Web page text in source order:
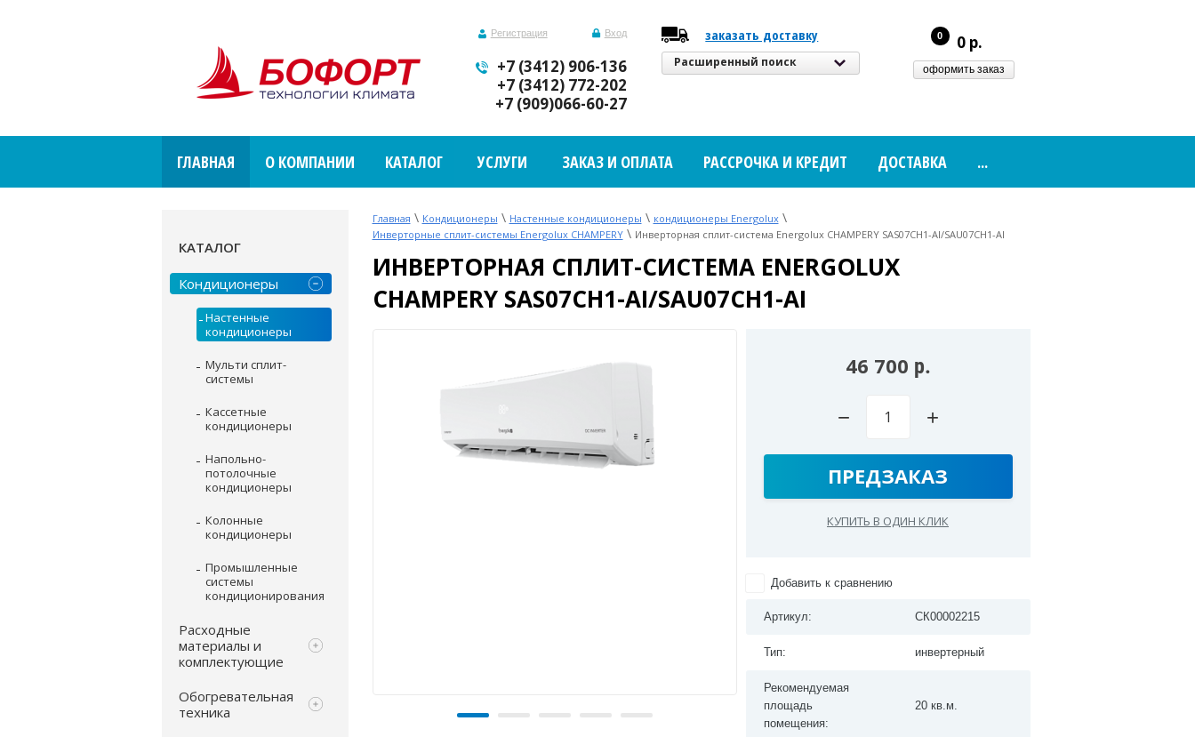
заказать доставку
Расширенный поиск
Регистрация Вход
+7 (3412) 906-136
+7 (3412) 772-202
+7 (909)066-60-27
0 0 р.
оформить заказ
ГЛАВНАЯ О КОМПАНИИ КАТАЛОГ УСЛУГИ ЗАКАЗ И ОПЛАТА РАССРОЧКА И КРЕДИТ ДОСТАВКА ...
КАТАЛОГ
Кондиционеры
Настенные
кондиционеры
Мульти сплит-
системы
Кассетные
кондиционеры
Напольно-
потолочные
кондиционеры
Колонные
кондиционеры
Промышленные
системы
кондиционирования
Расходные
материалы и
комплектующие
Обогревательная
техника
Главная \ Кондиционеры \ Настенные кондиционеры \ кондиционеры Energolux\
Инверторные сплит-системы Energolux CHAMPERY\ Инверторная сплит-система Energolux CHAMPERY SAS07CH1-AI/SAU07CH1-AI
ИНВЕРТОРНАЯ СПЛИТ-СИСТЕМА ENERGOLUX
CHAMPERY SAS07CH1-AI/SAU07CH1-AI
46 700 р.
− +
ПРЕДЗАКАЗ
КУПИТЬ В ОДИН КЛИК
Добавить к сравнению
Артикул: СК00002215
Тип: инвертерный
Рекомендуемая
площадь
помещения:
20 кв.м.